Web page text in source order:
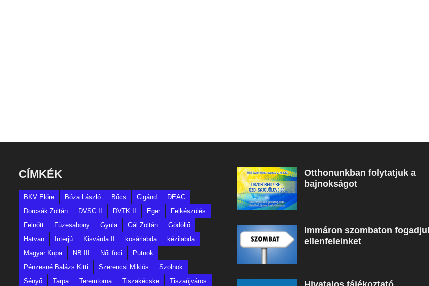
CÍMKÉK
BKV Előre Bóza László Bőcs Cigánd
DEAC
Dorcsák Zoltán
DVSC II DVTK II Eger
Felkészülés
Felnőtt
Füzesabony Gyula Gál Zoltán
Gödöllő
Hatvan
Interjú Kisvárda II kosárlabda
kézilabda
Magyar Kupa
NB III Női foci
Putnok
Pénzesné Balázs Kitti
Szerencsi Miklós
Szolnok
Sényő
Tarpa Teremtorna Tiszakécske Tiszaújváros
Otthonunkban folytatjuk a
bajnokságot
Immáron szombaton
ellenfeleinket